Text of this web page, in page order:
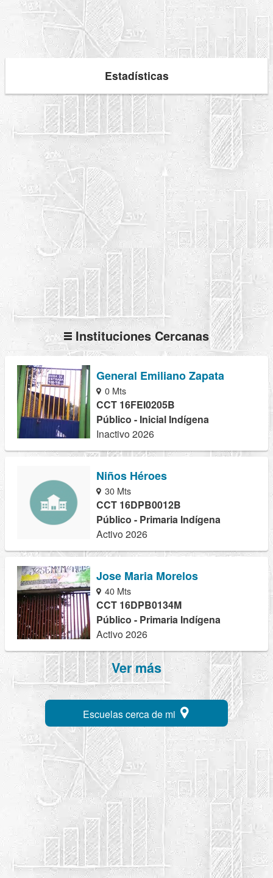
Estadísticas
Instituciones Cercanas
General Emiliano Zapata
0 Mts
CCT 16FEI0205B
Público - Inicial Indígena
Inactivo 2026
Niños Héroes
30 Mts
CCT 16DPB0012B
Público - Primaria Indígena
Activo 2026
Jose Maria Morelos
40 Mts
CCT 16DPB0134M
Público - Primaria Indígena
Activo 2026
Ver más
Escuelas cerca de mi